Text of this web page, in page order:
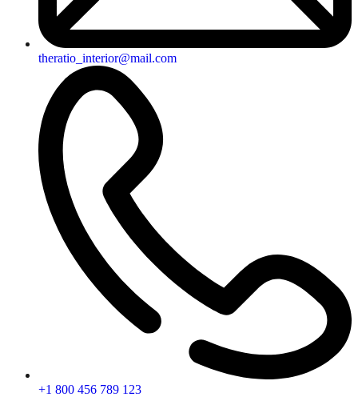
theratio_interior@mail.com
+1 800 456 789 123